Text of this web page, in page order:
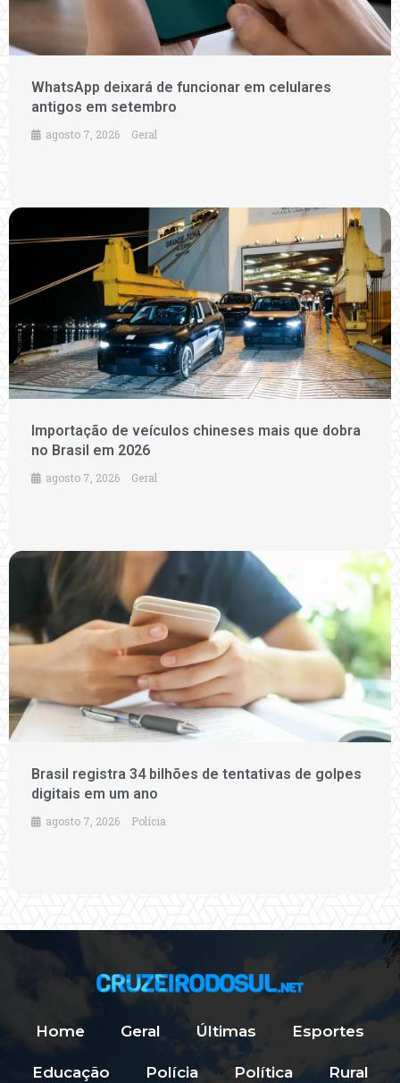
WhatsApp deixará de funcionar em celulares
antigos em setembro
agosto 7, 2026 Geral
Importação de veículos chineses mais que dobra
no Brasil em 2026
agosto 7, 2026 Geral
Brasil registra 34 bilhões de tentativas de golpes
digitais em um ano
agosto 7, 2026 Polícia
Home Geral Últimas Esportes
Educação Polícia Política Rural